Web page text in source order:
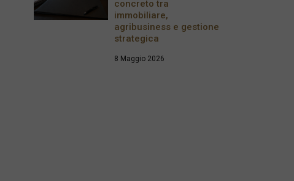
concreto tra
immobiliare,
agribusiness e gestione
strategica
8 Maggio 2026